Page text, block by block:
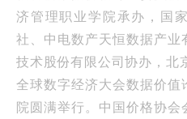
济管理职业学院承办， 国
社、中电数产天恒数据产
技术股份有限公司协办，北
全球数字经济大会数据价值
院圆满举行。中国价格协